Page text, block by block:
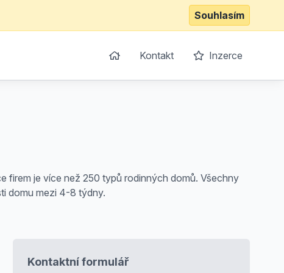
Souhlasím
Kontakt Inzerce
firem je více než 250 typů rodinných domů. Všechny
domu mezi 4-8 týdny.
Kontaktní formulář